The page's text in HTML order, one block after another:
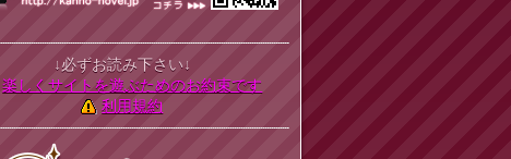
↓必ずお読み下さい↓
楽しくサイトを遊ぶためのお約束です
利用規約